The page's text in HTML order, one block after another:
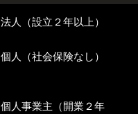
法人（設立２年以上）
個人（社会保険なし）
個人事業主（開業２年